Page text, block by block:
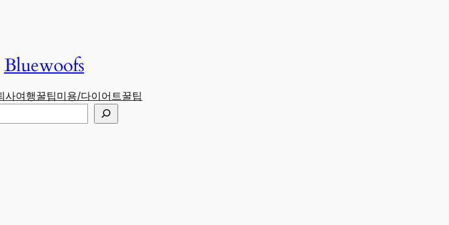
Bluewoofs
사여행꿀팁미용/다이어트 꿀팁